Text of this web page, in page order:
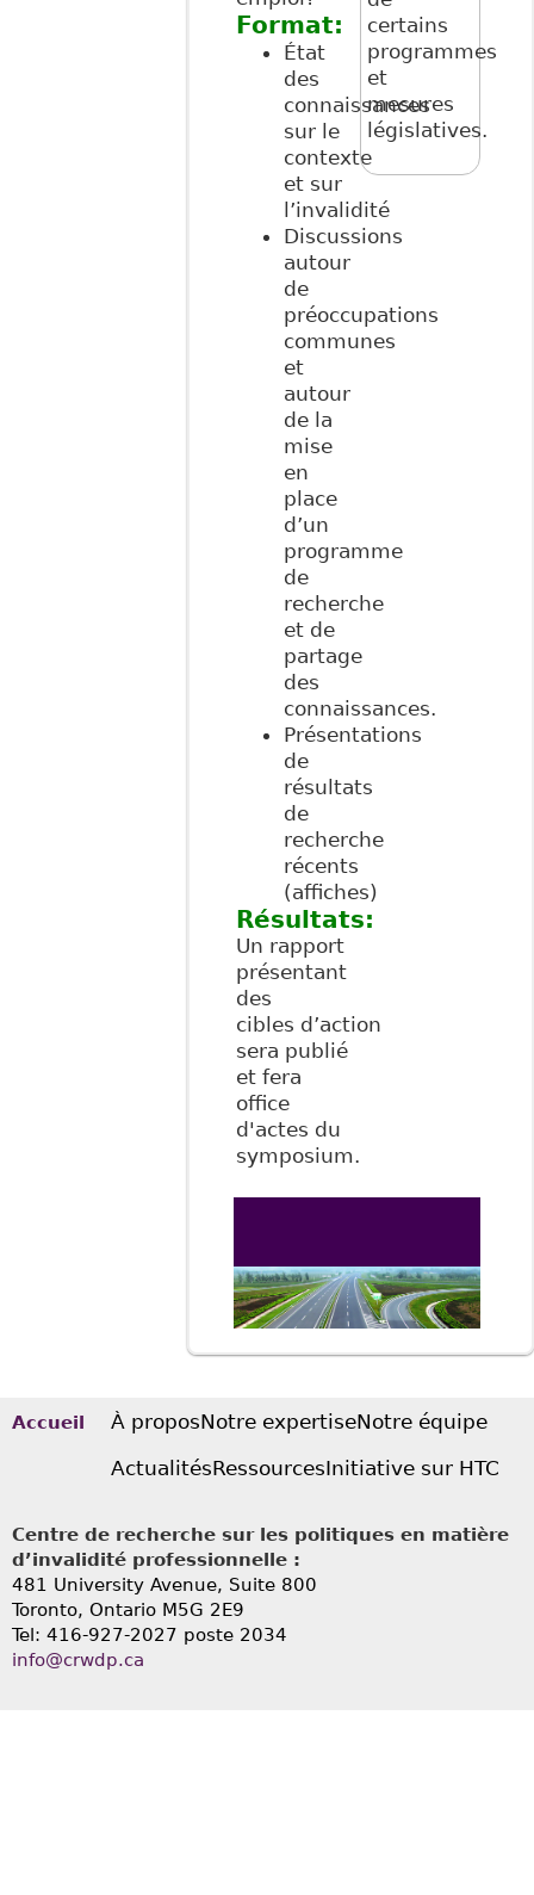
Format:
État
des
connaissances
sur le
contexte
et sur
l’invalidité
Discussions
autour
de
préoccupations
communes
et
autour
de la
mise
en
place
d’un
programme
de
recherche
et de
partage
des
connaissances.
Présentations
de
résultats
de
recherche
récents
(affiches)
Résultats:
Un rapport
présentant
des
cibles d’action
sera publié
et fera
office
d'actes du
symposium.
certains
programmes
et
mesures
législatives.
Accueil À proposNotre expertiseNotre équipe
ActualitésRessourcesInitiative sur HTC
Centre de recherche sur les politiques en matière
d’invalidité professionnelle :
481 University Avenue, Suite 800
Toronto, Ontario M5G 2E9
Tel: 416-927-2027 poste 2034
info@crwdp.ca